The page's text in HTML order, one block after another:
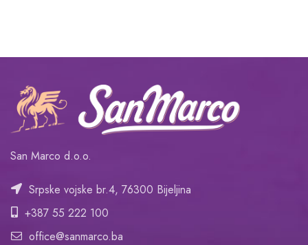
San Marco d.o.o.
Srpske vojske br.4, 76300 Bijeljina
+387 55 222 100
office@sanmarco.ba